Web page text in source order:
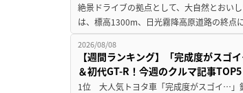
絶景ドライブの拠点として、大自然とおい
は、標高1300m、日光霧降高原道路の終
2026/08/08
【週間ランキング】「完成度がス
＆初代GT-R！今週のクルマ記事
1位 大人気トヨタ車「完成度がスゴイ…」